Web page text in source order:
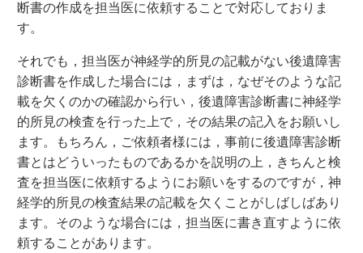
断書の作成を担当医に依頼することで対応しておりま
す。
それでも，担当医が神経学的所見の記載がない後遺障害
診断書を作成した場合には，まずは，なぜそのような記
載を欠くのかの確認から行い，後遺障害診断書に神経学
的所見の検査を行った上で，その結果の記入をお願いし
ます。もちろん，ご依頼者様には，事前に後遺障害診断
書とはどういったものであるかを説明の上，きちんと検
査を担当医に依頼するようにお願いをするのですが，神
経学的所見の検査結果の記載を欠くことがしばしばあり
ます。そのような場合には，担当医に書き直すように依
頼することがあります。